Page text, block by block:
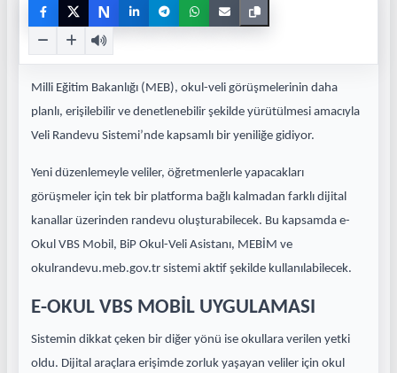
N
Milli Eğitim Bakanlığı (MEB), okul-veli görüşmelerinin daha
planlı, erişilebilir ve denetlenebilir şekilde yürütülmesi amacıyla
Veli Randevu Sistemi’nde kapsamlı bir yeniliğe gidiyor.
Yeni düzenlemeyle veliler, öğretmenlerle yapacakları
görüşmeler için tek bir platforma bağlı kalmadan farklı dijital
kanallar üzerinden randevu oluşturabilecek. Bu kapsamda e-
Okul VBS Mobil, BiP Okul-Veli Asistanı, MEBİM ve
okulrandevu.meb.gov.tr sistemi aktif şekilde kullanılabilecek.
E-OKUL VBS MOBİL UYGULAMASI
Sistemin dikkat çeken bir diğer yönü ise okullara verilen yetki
oldu. Dijital araçlara erişimde zorluk yaşayan veliler için okul